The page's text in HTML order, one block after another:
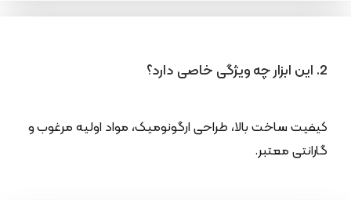
2. این ابزار چه ویژگی خاصی دارد؟
کیفیت ساخت بالا، طراحی ارگونومیک، مواد اولیه مرغوب و
گارانتی معتبر.